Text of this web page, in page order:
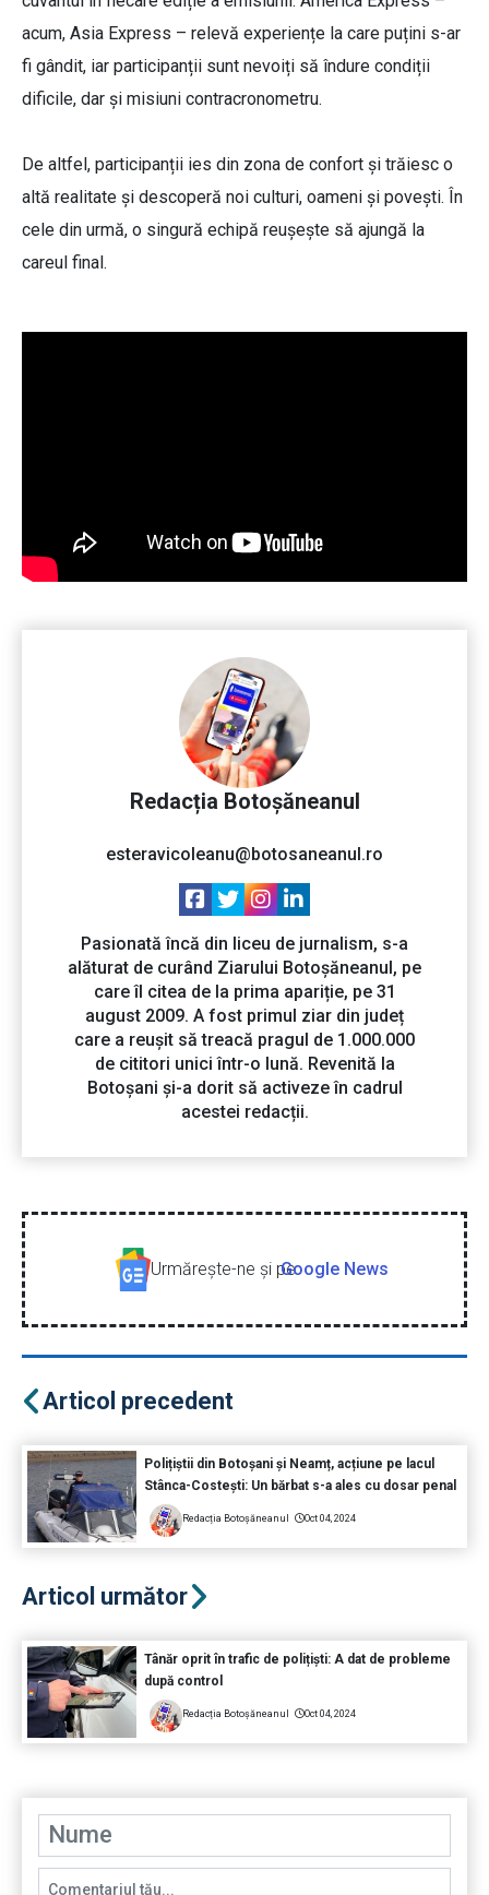
acum, Asia Express – relevă experiențe la care puțini s-ar
fi gândit, iar participanții sunt nevoiți să îndure condiții
dificile, dar și misiuni contracronometru.
De altfel, participanții ies din zona de confort și trăiesc o
altă realitate și descoperă noi culturi, oameni și povești. În
cele din urmă, o singură echipă reușește să ajungă la
careul final.
Redacția Botoșăneanul
esteravicoleanu@botosaneanul.ro
Pasionată încă din liceu de jurnalism, s-a
alăturat de curând Ziarului Botoșăneanul, pe
care îl citea de la prima apariție, pe 31
august 2009. A fost primul ziar din județ
care a reușit să treacă pragul de 1.000.000
de cititori unici într-o lună. Revenită la
Botoșani și-a dorit să activeze în cadrul
acestei redacții.
Urmăreşte-ne şi peGoogle News
Articol precedent
Polițiștii din Botoșani și Neamț, acțiune pe lacul
Stânca-Costești: Un bărbat s-a ales cu dosar penal
Redacția Botoșăneanul Oct 04, 2024
Articol următor
Tânăr oprit în trafic de polițiști: A dat de probleme
după control
Redacția Botoșăneanul Oct 04, 2024